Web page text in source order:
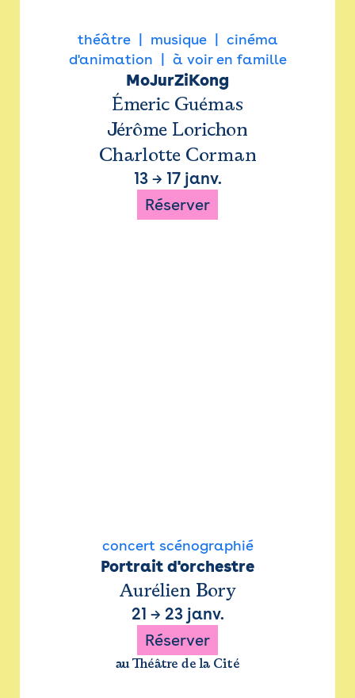
théâtre musique
cinéma
d'animation
à voir en famille
MoJurZiKong
Émeric Guémas
Jérôme Lorichon
Charlotte Corman
13→ 17 janv.
Réserver
concert scénographié
Portrait d'orchestre
Aurélien Bory
21 → 23 janv.
Réserver
au Théâtre de la Cité